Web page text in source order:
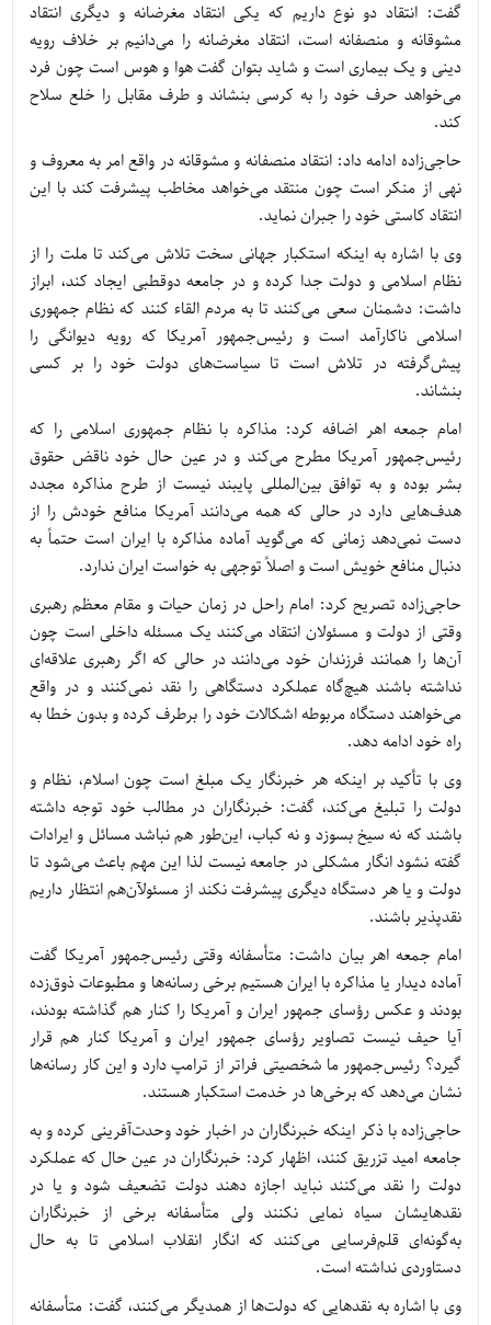
گفت: انتقاد دو نوع داریم که یکی انتقاد مغرضانه و دیگری انتقاد
مشوقانه و منصفانه است، انتقاد مغرضانه را می‌دانیم بر خلاف رویه
دینی و یک بیماری است و شاید بتوان گفت هوا و هوس است چون فرد
می‌خواهد حرف خود را به کرسی بنشاند و طرف مقابل را خلع سلاح
کند.
حاجی‌زاده ادامه داد: انتقاد منصفانه و مشوقانه در واقع امر به معروف و
نهی از منکر است چون منتقد می‌خواهد مخاطب پیشرفت کند با این
انتقاد کاستی خود را جبران نماید.
وی با اشاره به اینکه استکبار جهانی سخت تلاش می‌کند تا ملت را از
نظام اسلامی و دولت جدا کرده و در جامعه دوقطبی ایجاد کند، ابراز
داشت: دشمنان سعی می‌کنند تا به مردم القاء کنند که نظام جمهوری
اسلامی ناکارآمد است و رئیس‌جمهور آمریکا که رویه دیوانگی را
پیش‌گرفته در تلاش است تا سیاست‌های دولت خود را بر کسی
بنشاند.
امام جمعه اهر اضافه کرد: مذاکره با نظام جمهوری اسلامی را که
رئیس‌جمهور آمریکا مطرح می‌کند و در عین حال خود ناقض حقوق
بشر بوده و به توافق بین‌المللی پایبند نیست از طرح مذاکره مجدد
هدف‌هایی دارد در حالی که همه می‌دانند آمریکا منافع خودش را از
دست نمی‌دهد زمانی که می‌گوید آماده مذاکره با ایران است حتماً به
دنبال منافع خویش است و اصلاً توجهی به خواست ایران ندارد.
حاجی‌زاده تصریح کرد: امام راحل در زمان حیات و مقام معظم رهبری
وقتی از دولت و مسئولان انتقاد می‌کنند یک مسئله داخلی است چون
آن‌ها را همانند فرزندان خود می‌دانند در حالی که اگر رهبری علاقه‌ای
نداشته باشند هیچ‌گاه عملکرد دستگاهی را نقد نمی‌کنند و در واقع
می‌خواهند دستگاه مربوطه اشکالات خود را برطرف کرده و بدون خطا به
راه خود ادامه دهد.
وی با تأکید بر اینکه هر خبرنگار یک مبلغ است چون اسلام، نظام و
دولت را تبلیغ می‌کند، گفت: خبرنگاران در مطالب خود توجه داشته
باشند که نه سیخ بسوزد و نه کباب، این‌طور هم نباشد مسائل و ایرادات
گفته نشود انگار مشکلی در جامعه نیست لذا این مهم باعث می‌شود تا
دولت و یا هر دستگاه دیگری پیشرفت نکند از مسئولآن‌هم انتظار داریم
نقدپذیر باشند.
امام جمعه اهر بیان داشت: متأسفانه وقتی رئیس‌جمهور آمریکا گفت
آماده دیدار یا مذاکره با ایران هستیم برخی رسانه‌ها و مطبوعات ذوق‌زده
بودند و عکس رؤسای جمهور ایران و آمریکا را کنار هم گذاشته بودند،
آیا حیف نیست تصاویر رؤسای جمهور ایران و آمریکا کنار هم قرار
گیرد؟ رئیس‌جمهور ما شخصیتی فراتر از ترامپ دارد و این کار رسانه‌ها
نشان می‌دهد که برخی‌ها در خدمت استکبار هستند.
حاجی‌زاده با ذکر اینکه خبرنگاران در اخبار خود وحدت‌آفرینی کرده و به
جامعه امید تزریق کنند، اظهار کرد: خبرنگاران در عین حال که عملکرد
دولت را نقد می‌کنند نباید اجازه دهند دولت تضعیف شود و یا در
نقدهایشان سیاه نمایی نکنند ولی متأسفانه برخی از خبرنگاران
به‌گونه‌ای قلم‌فرسایی می‌کنند که انگار انقلاب اسلامی تا به حال
دستاوردی نداشته است.
وی با اشاره به نقدهایی که دولت‌ها از همدیگر می‌کنند، گفت: متأسفانه